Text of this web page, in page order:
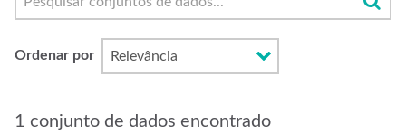
Ordenar por
1 conjunto de dados encontrado